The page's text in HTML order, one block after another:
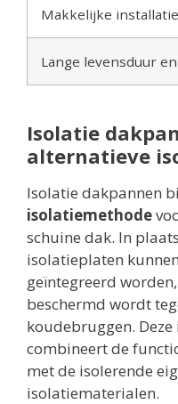
Makkelijke
Lange levensduur
Isolatie
alternatieve
Isolatie dakpannen
isolatiemethode
schuine dak. In
isolatieplaten
geïntegreerd
beschermd wordt
koudebruggen.
combineert de
met de isolerende
isolatiematerialen.